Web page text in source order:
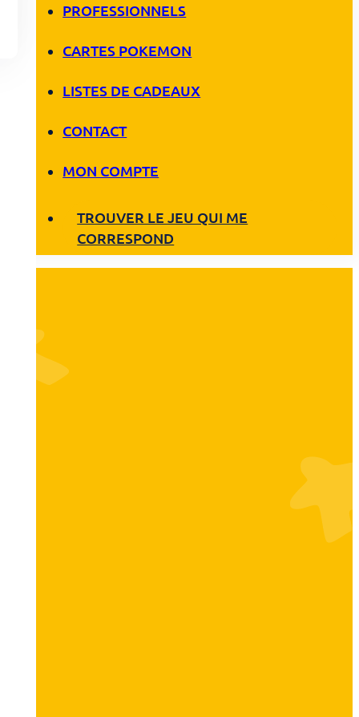
PROFESSIONNELS
CARTES POKEMON
LISTES DE CADEAUX
CONTACT
MON COMPTE
TROUVER LE JEU QUI ME
CORRESPOND